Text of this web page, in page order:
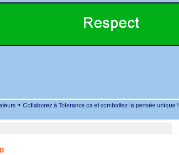
• Collaborez à Tolerance.ca et combattez la pensée unique !